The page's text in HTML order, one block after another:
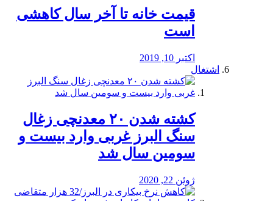
قیمت خانه تا آخر سال کاهشی
است
اکتبر 10, 2019
اشتغال
کشته شدن ۲۰ معدنچی زغال
سنگ البرز غربی وارد بیست و
سومین سال شد
ژوئن 22, 2020